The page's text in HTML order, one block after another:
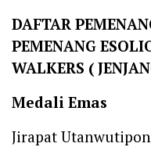
DAFTAR
PEMENANG
WALKERS (
Medali Emas
Jirapat